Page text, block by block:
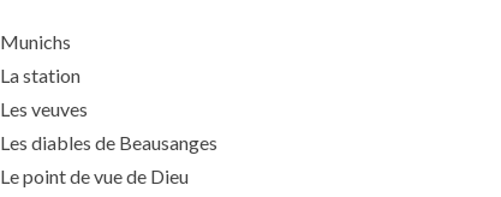
Munichs
La station
Les veuves
Les diables de Beausanges
Le point de vue de Dieu